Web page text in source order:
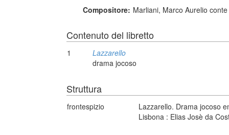
Compositore: Marliani, Marco Aurelio
Contenuto del libretto
1
Lazzarello
drama jocoso
Struttura
frontespizio
Lazzarello. Drama jocoso
Lisbona : Elias Josè da